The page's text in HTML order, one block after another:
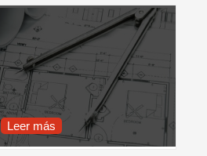
Leer más